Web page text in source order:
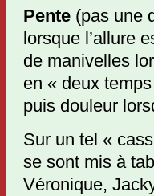
Pente (pas une
lorsque l’allure
de manivelles
en « deux
puis douleur
Sur un tel «
se sont mis à
Véronique,